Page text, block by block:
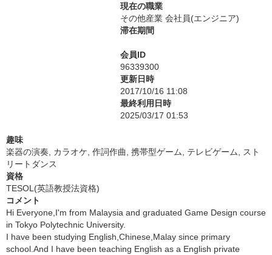
現在の職業
その他産業 会社員(エンジニア)
滞在期間
会員ID
96339300
更新日時
2017/10/16 11:08
最終利用日時
2025/03/17 01:53
趣味
楽器の演奏, カラオケ, 作詞作曲, 携帯型ゲーム, テレビゲーム, スト
リートダンス
資格
TESOL(英語教授法資格)
コメント
Hi Everyone,I'm from Malaysia and graduated Game Design course
in Tokyo Polytechnic University.
I have been studying English,Chinese,Malay since primary
school.And I have been teaching English as a English private